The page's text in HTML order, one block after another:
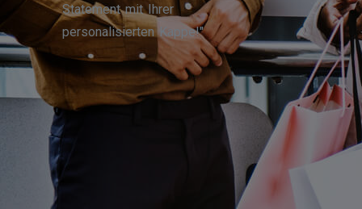
Statement mit Ihrer
personalisierten Kappe!"